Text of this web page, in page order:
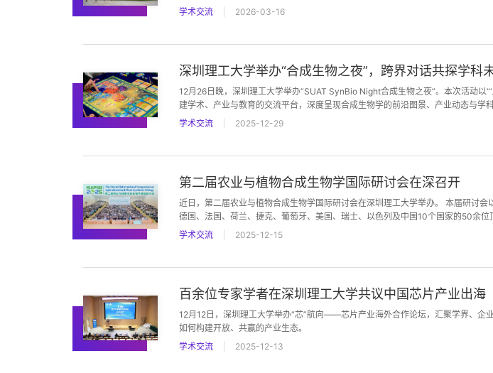
合体，为光明科学城高质量发展注入新动能。
学术交流 2026-03-16
深圳理工大学举办“合成生物之夜”，跨界对话共探学科
12月26日晚，深圳理工大学举办“SUAT SynBio Night合成生物之夜”。本次活动以
建学术、产业与教育的交流平台，深度呈现合成生物学的前沿图景、产业动态与学科
学术交流
2025-12-29
第二届农业与植物合成生物学国际研讨会在深召开
近日，第二届农业与植物合成生物学国际研讨会在深圳理工大学举办。 本届研讨
德国、法国、荷兰、捷克、葡萄牙、美国、瑞士、以色列及中国10个国家的50余
野与学术权威性。会议还吸引了300余名优秀青年学子与创新人才线下齐聚。
学术交流 2025-12-15
百余位专家学者在深圳理工大学共议中国芯片产业出海
12月12日，深圳理工大学举办“芯”航向——芯片产业海外合作论坛，汇聚学界、企
如何构建开放、共赢的产业生态。
学术交流
2025-12-13